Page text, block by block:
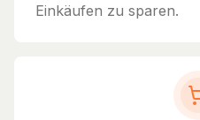
Einkäufen zu sparen.